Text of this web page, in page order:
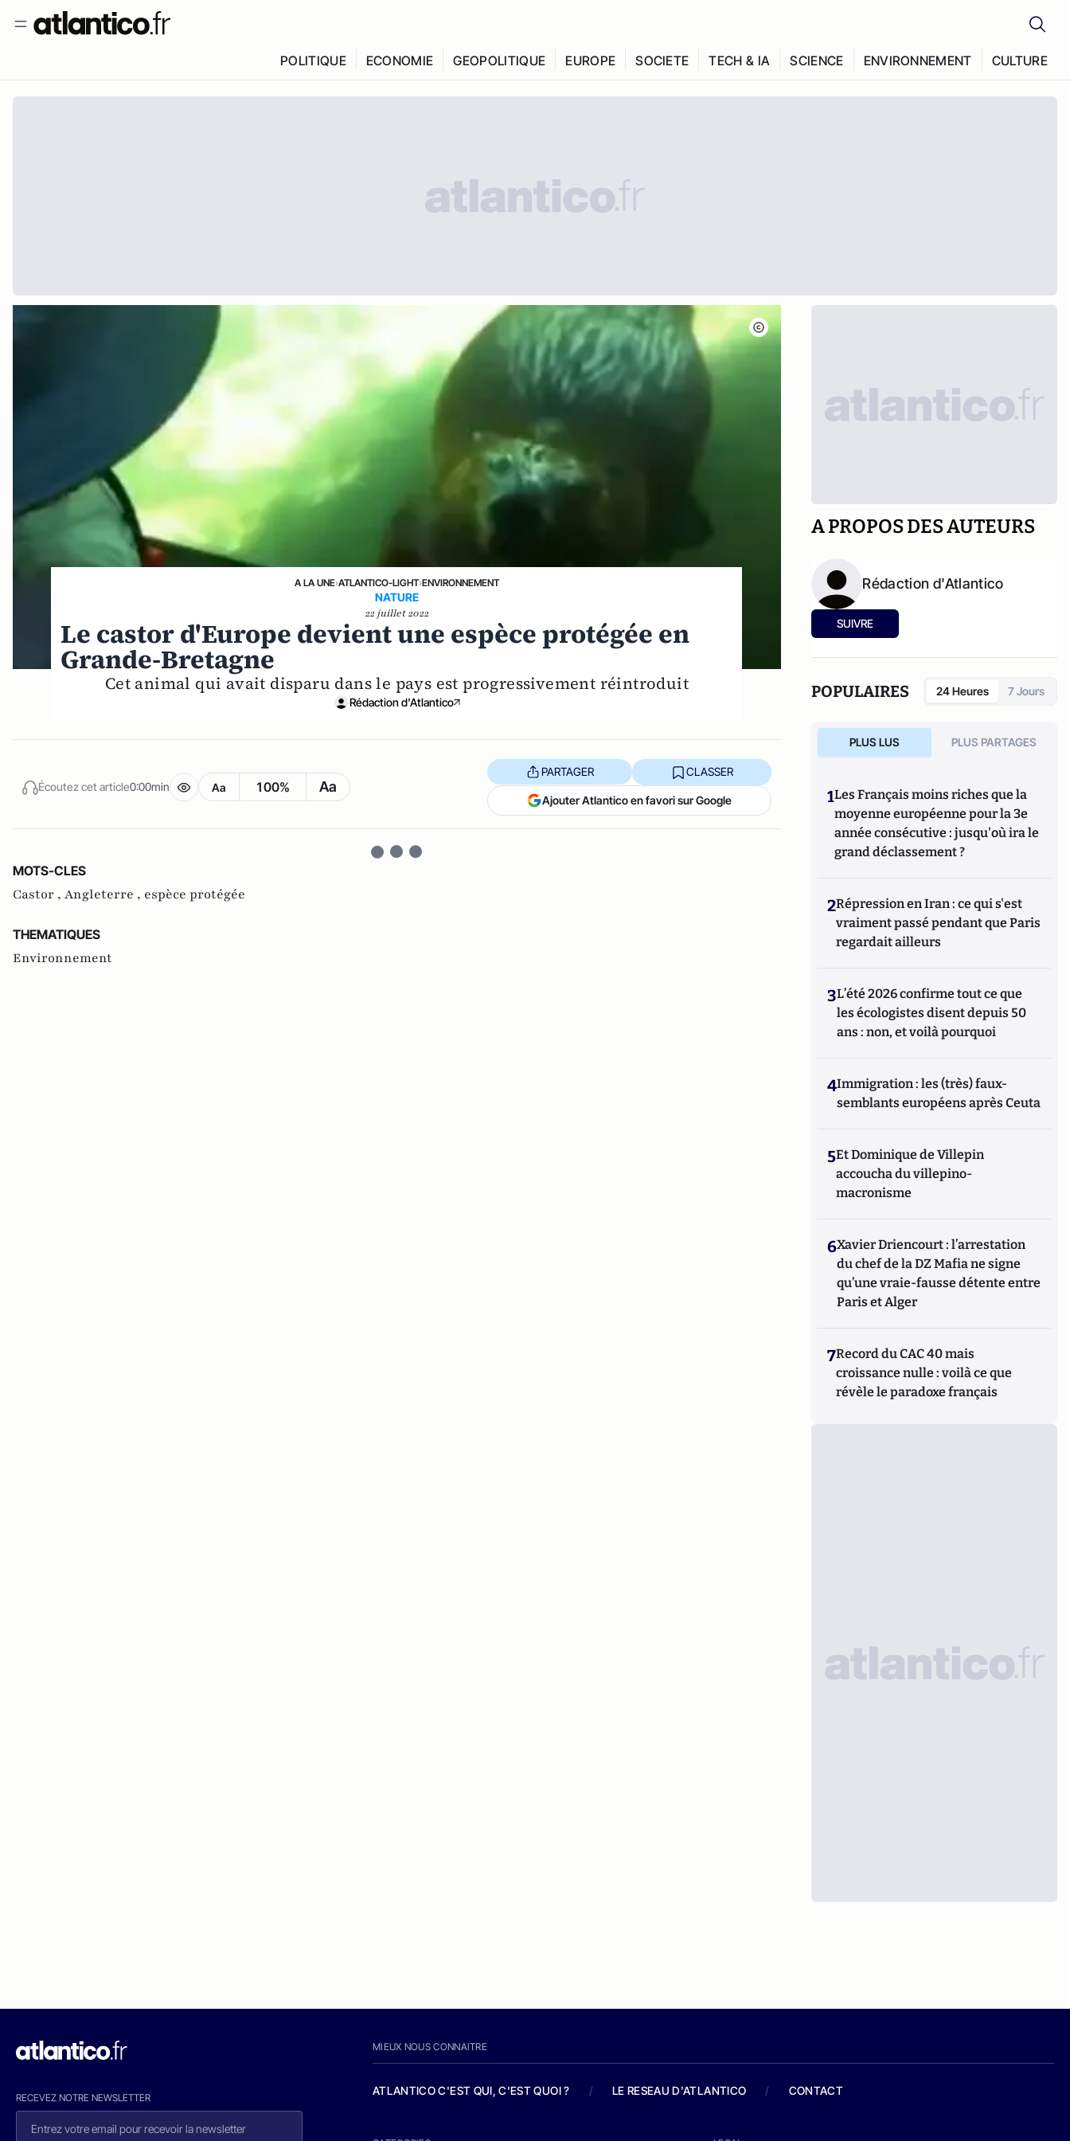
POLITIQUE ECONOMIE GEOPOLITIQUE EUROPE SOCIETE TECH & IA SCIENCE ENVIRONNEMENT CULTURE
A LA UNE›ATLANTICO-LIGHT›ENVIRONNEMENT
NATURE
22 juillet 2022
Le castor d'Europe devient une espèce protégée en
Grande-Bretagne
Cet animal qui avait disparu dans le pays est progressivement réintroduit
Rédaction d'Atlantico
Écoutez cet article0:00min Aa 100% Aa
PARTAGER CLASSER
Ajouter Atlantico en favori sur Google
MOTS-CLES
Castor , Angleterre , espèce protégée
THEMATIQUES
Environnement
A PROPOS DES AUTEURS
Rédaction d'Atlantico
SUIVRE
POPULAIRES 24 Heures 7 Jours
PLUS LUS PLUS PARTAGES
1Les Français moins riches que la
moyenne européenne pour la 3e
année consécutive : jusqu'où ira le
grand déclassement ?
2Répression en Iran : ce qui s'est
vraiment passé pendant que Paris
regardait ailleurs
3L’été 2026 confirme tout ce que
les écologistes disent depuis 50
ans : non, et voilà pourquoi
4Immigration : les (très) faux-
semblants européens après Ceuta
5Et Dominique de Villepin
accoucha du villepino-
macronisme
6Xavier Driencourt : l’arrestation
du chef de la DZ Mafia ne signe
qu’une vraie-fausse détente entre
Paris et Alger
7Record du CAC 40 mais
croissance nulle : voilà ce que
révèle le paradoxe français
RECEVEZ NOTRE NEWSLETTER
MIEUX NOUS CONNAITRE
ATLANTICO C'EST QUI, C'EST QUOI ? / LE RESEAU D'ATLANTICO / CONTACT